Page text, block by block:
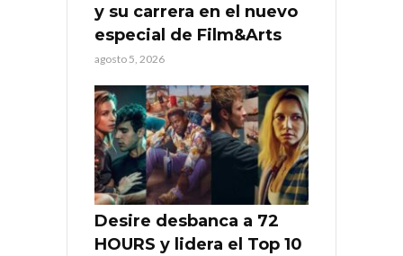
y su carrera en el nuevo
especial de Film&Arts
agosto 5, 2026
Desire desbanca a 72
HOURS y lidera el Top 10